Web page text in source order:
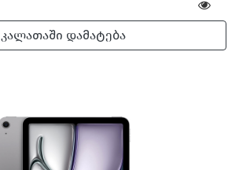
კალათაში დამატება